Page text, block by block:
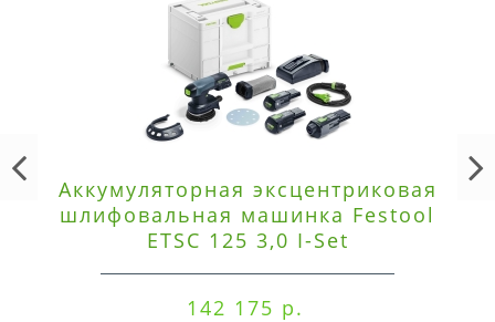
Аккумуляторная эксцентриковая
шлифовальная машинка Festool
ETSC 125 3,0 I-Set
142 175 р.